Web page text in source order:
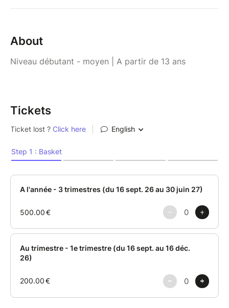
About
Niveau débutant - moyen | A partir de 13 ans
Tickets